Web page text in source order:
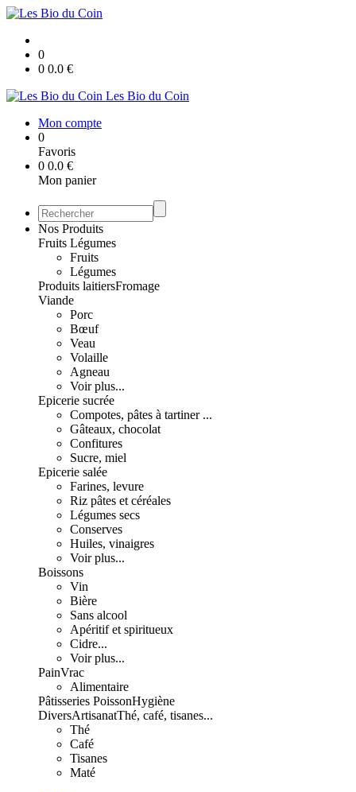
0
0 0.0 €
Les Bio du Coin
Mon compte
0
Favoris
0 0.0 €
Mon panier
Nos Produits
Fruits Légumes
Fruits
Légumes
Produits laitiersFromage
Viande
Porc
Bœuf
Veau
Volaille
Agneau
Voir plus...
Epicerie sucrée
Compotes, pâtes à tartiner ...
Gâteaux, chocolat
Confitures
Sucre, miel
Epicerie salée
Farines, levure
Riz pâtes et céréales
Légumes secs
Conserves
Huiles, vinaigres
Voir plus...
Boissons
Vin
Bière
Sans alcool
Apéritif et spiritueux
Cidre...
Voir plus...
PainVrac
Alimentaire
Pâtisseries PoissonHygiène
DiversArtisanatThé, café, tisanes...
Thé
Café
Tisanes
Maté